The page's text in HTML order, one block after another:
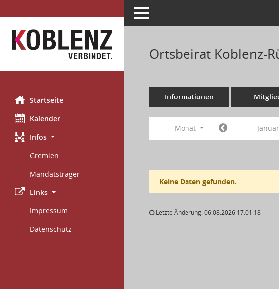
Startseite
Kalender
Infos
Gremien
Mandatsträger
Links
Impressum
Datenschutz
Toggle navigation
Ortsbeirat Koblenz-
Informationen
Monat Januar
Keine Daten gefunden.
Letzte Änderung: 06.08.2026 17:01:18